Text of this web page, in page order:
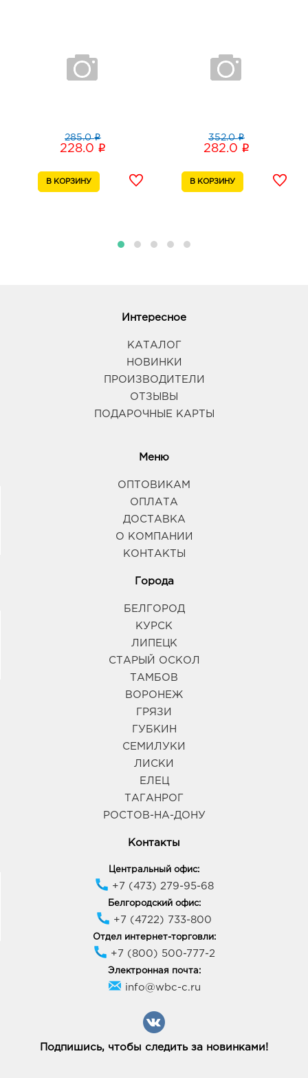
285.0i
228.0 i
352.0i
282.0 i
Интересное
КАТАЛОГ
НОВИНКИ
ПРОИЗВОДИТЕЛИ
ОТЗЫВЫ
ПОДАРОЧНЫЕ КАРТЫ
Меню
ОПТОВИКАМ
ОПЛАТА
ДОСТАВКА
О КОМПАНИИ
КОНТАКТЫ
Города
БЕЛГОРОД
КУРСК
ЛИПЕЦК
СТАРЫЙ ОСКОЛ
ТАМБОВ
ВОРОНЕЖ
ГРЯЗИ
ГУБКИН
СЕМИЛУКИ
ЛИСКИ
ЕЛЕЦ
ТАГАНРОГ
РОСТОВ-НА-ДОНУ
Контакты
Центральный офис:
+7 (473) 279-95-68
Белгородский офис:
+7 (4722) 733-800
Отдел интернет-торговли:
+7 (800) 500-777-2
Электронная почта:
info@wbc-c.ru
Подпишись, чтобы следить за новинками!